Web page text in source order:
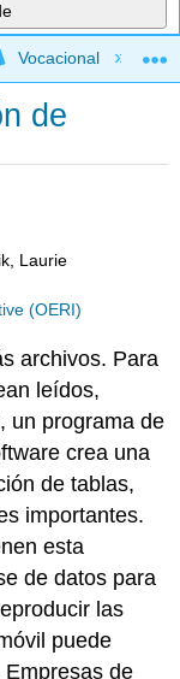
global
Vocacional
de
Laurie
(OERI)
archivos. Para
leídos,
un programa de
crea una
de tablas,
importantes.
esta
de datos para
las
puede
de